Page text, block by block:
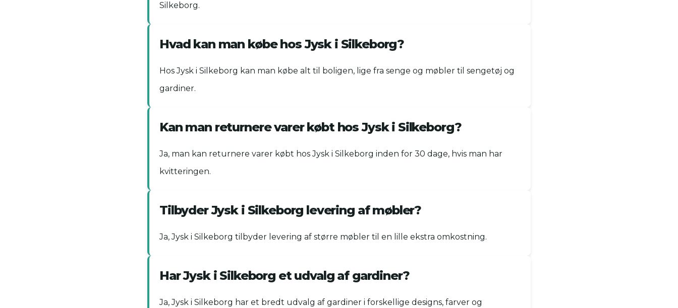
Silkeborg.
Hvad kan man købe hos Jysk i Silkeborg?
Hos Jysk i Silkeborg kan man købe alt til boligen, lige fra senge og møbler til sengetøj og
gardiner.
Kan man returnere varer købt hos Jysk i Silkeborg?
Ja, man kan returnere varer købt hos Jysk i Silkeborg inden for 30 dage, hvis man har
kvitteringen.
Tilbyder Jysk i Silkeborg levering af møbler?
Ja, Jysk i Silkeborg tilbyder levering af større møbler til en lille ekstra omkostning.
Har Jysk i Silkeborg et udvalg af gardiner?
Ja, Jysk i Silkeborg har et bredt udvalg af gardiner i forskellige designs, farver og